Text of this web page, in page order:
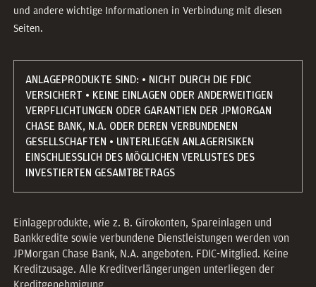
und andere wichtige Informationen in Verbindung mit diesen
Seiten.
ANLAGEPRODUKTE SIND: • NICHT DURCH DIE FDIC
VERSICHERT • KEINE EINLAGEN ODER ANDERWEITIGEN
VERPFLICHTUNGEN ODER GARANTIEN DER JPMORGAN
CHASE BANK, N.A. ODER DEREN VERBUNDENEN
GESELLSCHAFTEN • UNTERLIEGEN ANLAGERISIKEN
EINSCHLIESSLICH DES MÖGLICHEN VERLUSTES DES
INVESTIERTEN GESAMTBETRAGS
Einlageprodukte, wie z. B. Girokonten, Spareinlagen und
Bankkredite sowie verbundene Dienstleistungen werden von
JPMorgan Chase Bank, N.A. angeboten. FDIC-Mitglied. Keine
Kreditzusage. Alle Kreditverlängerungen unterliegen der